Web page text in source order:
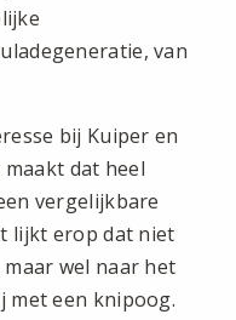
van
bij Kuiper en
dat heel
vergelijkbare
lijkt erop dat niet
wel naar het
met een knipoog.